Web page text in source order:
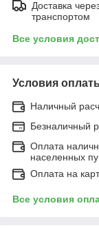
Доставка
транспортом
Все условия
Условия
Наличный
Безналичный
Оплата
населенных
Оплата на
Все условия